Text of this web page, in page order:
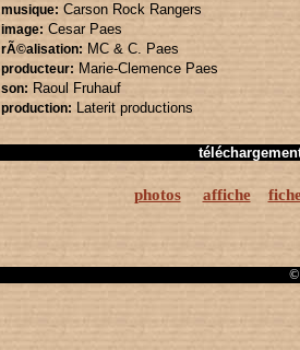
musique: Carson Rock Rangers
image: Cesar Paes
rÃ©alisation: MC & C. Paes
producteur: Marie-Clemence Paes
son: Raoul Fruhauf
production: Laterit productions
photos affiche
©